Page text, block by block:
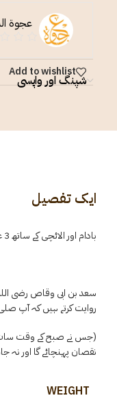
عجوة
Add to wishlist
شپنگ اور واپسی
ایک تفصیل
بادام اور الائچی کے ساتھ 3 عجوہ کھجور کے 36 ڈبوں کا ایک کارٹن
سعد بن ابی وقاص رضی
روایت کرتے ہیں کہ آپ
(جس نے صبح کے وقت سات
نقصان پہنچائے گا اور نہ
WEIGHT